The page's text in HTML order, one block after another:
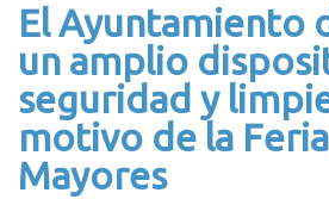
El Ayuntamiento
un amplio
seguridad y
motivo de la
Mayores